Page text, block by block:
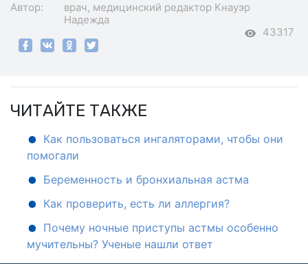
Автор: врач, медицинский редактор Кнауэр
Надежда
43317
ЧИТАЙТЕ ТАКЖЕ
Как пользоваться ингаляторами, чтобы они
помогали
Беременность и бронхиальная астма
Как проверить, есть ли аллергия?
Почему ночные приступы астмы особенно
мучительны? Ученые нашли ответ